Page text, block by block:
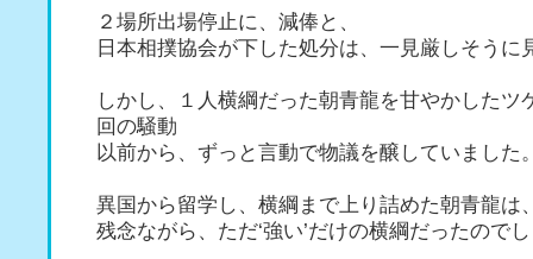
２場所出場停止に、減俸と、
日本相撲協会が下した処分は、一見厳しそうに
しかし、１人横綱だった朝青龍を甘やかしたツ
回の騒動
以前から、ずっと言動で物議を醸していました
異国から留学し、横綱まで上り詰めた朝青龍は
残念ながら、ただ‘強い’だけの横綱だったので